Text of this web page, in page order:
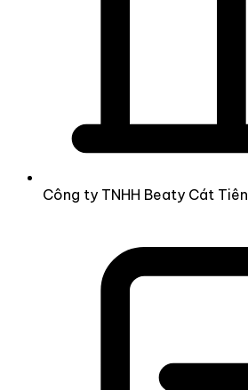
Công ty TNHH Beaty Cát Tiên